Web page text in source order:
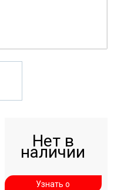
Нет в
наличии
Узнать о